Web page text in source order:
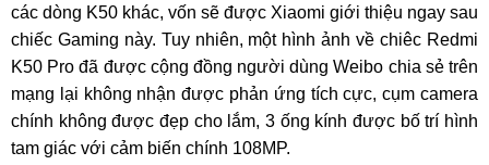
các dòng K50 khác, vốn sẽ được Xiaomi giới thiệu ngay sau
chiếc Gaming này. Tuy nhiên, một hình ảnh về chiêc Redmi
K50 Pro đã được cộng đồng người dùng Weibo chia sẻ trên
mạng lại không nhận được phản ứng tích cực, cụm camera
chính không được đẹp cho lắm, 3 ống kính được bố trí hình
tam giác với cảm biến chính 108MP.